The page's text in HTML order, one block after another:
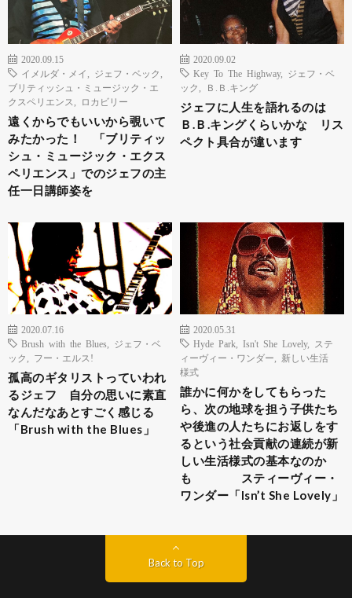
2020.09.15
イメルダ・メイ
ジェフ・ベック
ブリティッシュ・ミュージック・エ
クスペリエンス
ロカビリー
遠くからでもいいから覗いて
みたかった！ 「ブリティッ
シュ・ミュージック・エクス
ペリエンス」でのジェフの主
任一日講師姿を
2020.09.02
Key To The Highway, ジェフ・ベ
ック
Ｂ.Ｂ.キング
ジェフに人生を語れるのは
Ｂ.Ｂ.キングくらいかな リス
ペクト具合が違います
2020.07.16
Brush with the Blues
ジェフ・ベ
ック
フー・エルス!
孤高のギタリストっていわれ
るジェフ 自分の思いに素直
なんだなあとすごく感じる
「Brush with the Blues」
2020.05.31
Hyde Park
Isn't She Lovely,
ステ
ィーヴィー・ワンダー
新しい生活
様式
誰かに何かをしてもらった
ら、次の地球を担う子供たち
や後進の人たちにお返しをす
るという社会貢献の連続が新
しい生活様式の基本なのか
も スティーヴィー・
ワンダー「Isn’t She Lovely」
Back to Top